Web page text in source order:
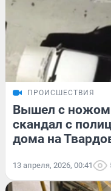
ПРОИСШЕСТВИЯ
Вышел с
скандал с
дома на
13 апреля, 2026, 00:41